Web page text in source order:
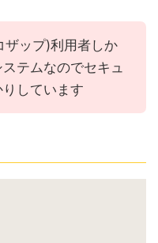
ップ)利用者しか
テムなのでセキュ
しています